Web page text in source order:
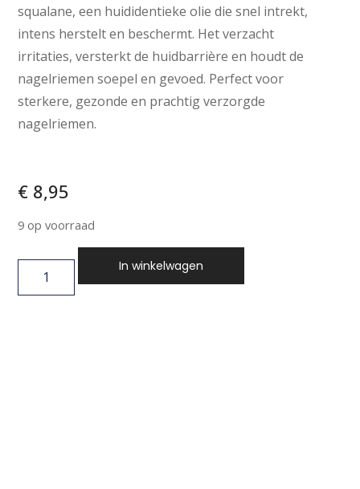
squalane, een huididentieke olie die snel intrekt,
intens herstelt en beschermt. Het verzacht
irritaties, versterkt de huidbarrière en houdt de
nagelriemen soepel en gevoed. Perfect voor
sterkere, gezonde en prachtig verzorgde
nagelriemen.
€ 8,95
9 op voorraad
In winkelwagen